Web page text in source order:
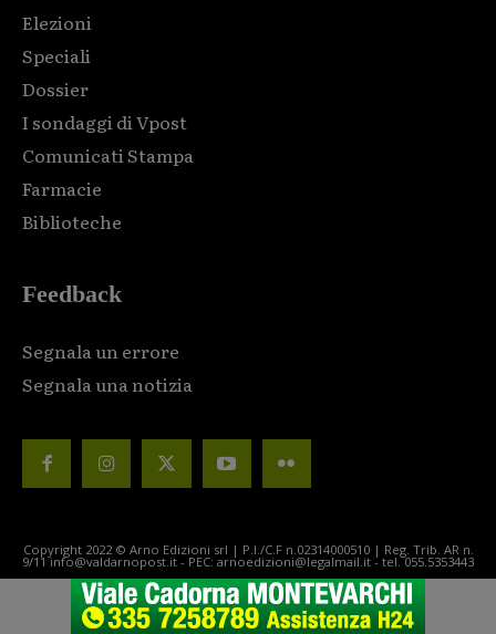
Elezioni
Speciali
Dossier
I sondaggi di Vpost
Comunicati Stampa
Farmacie
Biblioteche
Feedback
Segnala un errore
Segnala una notizia
Copyright 2022 © Arno Edizioni srl | P.I./C.F n.02314000510 | Reg. Trib. AR n.
9/11 info@valdarnopost.it - PEC: arnoedizioni@legalmail.it - tel. 055.5353443